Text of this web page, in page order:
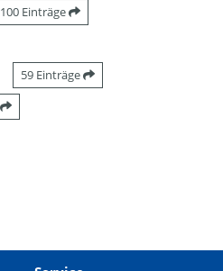
100 Einträge
59 Einträge